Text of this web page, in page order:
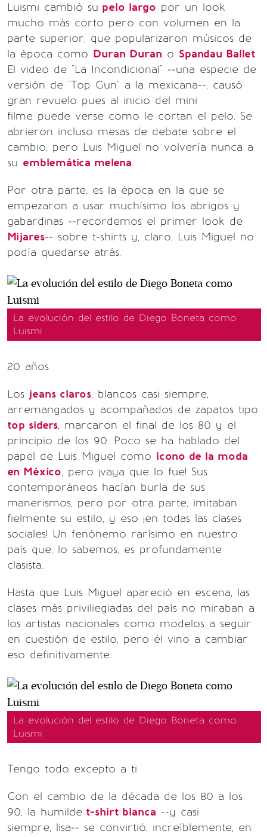
Luismi cambió su pelo largo por un look
mucho más corto pero con volumen en la
parte superior, que popularizaron músicos de
la época como Duran Duran o Spandau Ballet.
El video de "La Incondicional" --una especie de
versión de "Top Gun" a la mexicana--, causó
gran revuelo pues al inicio del mini
filme puede verse como le cortan el pelo. Se
abrieron incluso mesas de debate sobre el
cambio, pero Luis Miguel no volvería nunca a
su emblemática melena.
Por otra parte, es la época en la que se
empezaron a usar muchísimo los abrigos y
gabardinas --recordemos el primer look de
Mijares-- sobre t-shirts y, claro, Luis Miguel no
podía quedarse atrás.
La evolución del estilo de Diego Boneta como
Luismi
20 años
Los jeans claros, blancos casi siempre,
arremangados y acompañados de zapatos tipo
top siders, marcaron el final de los 80 y el
principio de los 90. Poco se ha hablado del
papel de Luis Miguel como ícono de la moda
en México, pero ¡vaya que lo fue! Sus
contemporáneos hacían burla de sus
manerismos, pero por otra parte, imitaban
fielmente su estilo, y eso ¡en todas las clases
sociales! Un fenónemo rarísimo en nuestro
país que, lo sabemos, es profundamente
clasista.
Hasta que Luis Miguel apareció en escena, las
clases más priviliegiadas del país no miraban a
los artistas nacionales como modelos a seguir
en cuestión de estilo, pero él vino a cambiar
eso definitivamente.
La evolución del estilo de Diego Boneta como
Luismi
Tengo todo excepto a ti
Con el cambio de la década de los 80 a los
90, la humilde t-shirt blanca --y casi
siempre, lisa-- se convirtió, increíblemente, en